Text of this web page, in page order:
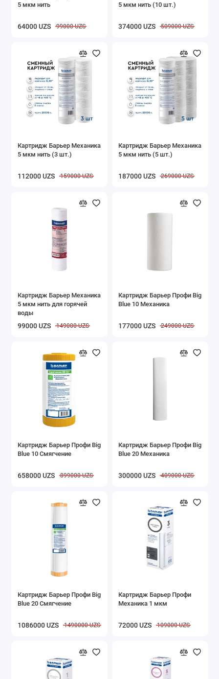
5 мкм нить
64000 UZS 99000 UZS
5 мкм нить (10 шт.)
374000 UZS 509000 UZS
Картридж Барьер Механика
5 мкм нить (3 шт.)
112000 UZS 159000 UZS
Картридж Барьер Механика
5 мкм нить (5 шт.)
187000 UZS 269000 UZS
Картридж Барьер Механика
5 мкм нить для горячей
воды
99000 UZS 149000 UZS
Картридж Барьер Профи Big
Blue 10 Механика
177000 UZS 249000 UZS
Картридж Барьер Профи Big
Blue 10 Смягчение
658000 UZS 899000 UZS
Картридж Барьер Профи Big
Blue 20 Механика
300000 UZS 409000 UZS
Картридж Барьер Профи Big
Blue 20 Смягчение
1086000 UZS 1490000 UZS
Картридж Барьер Профи
Механика 1 мкм
72000 UZS 109000 UZS